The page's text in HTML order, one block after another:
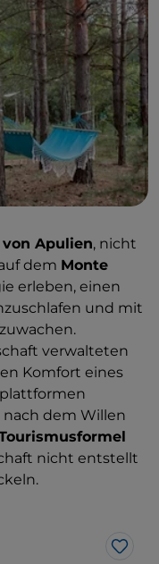
von Apulien, nicht
dem Monte
erleben, einen
und mit
verwalteten
Komfort eines
dem Willen
nicht entstellt
Like